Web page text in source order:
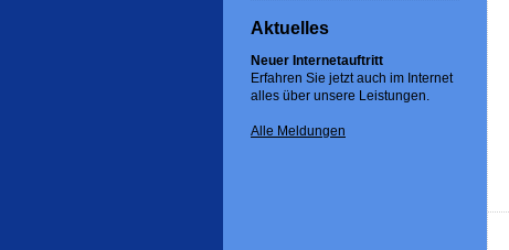
Aktuelles
Neuer Internetauftritt
Erfahren Sie jetzt auch im Internet
alles über unsere Leistungen.
Alle Meldungen